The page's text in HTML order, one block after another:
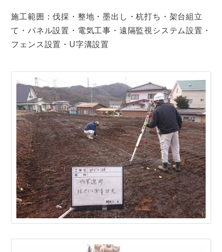
施工範囲：伐採・整地・墨出し・杭打ち・架台組立
て・パネル設置・電気工事・遠隔監視システム設置・
フェンス設置・U字溝設置